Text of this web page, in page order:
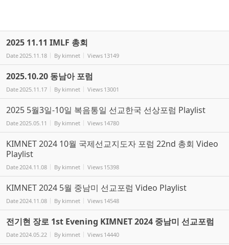
2025 11.11 IMLF 총회
Date2025.11.18 By kimnet Views 13149
2025.10.20 동남아 포럼
Date2025.11.17 By kimnet Views 13001
2025 5월3일-10일 복음통일 선교한국 선상포럼 Playlist
Date2025.05.11 By kimnet Views 14780
KIMNET 2024 10월 국제선교지도자 포럼 22nd 총회 Video
Playlist
Date2024.11.08 By kimnet Views 15398
KIMNET 2024 5월 중남미 선교포럼 Video Playlist
Date2024.11.08 By kimnet Views 14548
전기현 장로 1st Evening KIMNET 2024 중남미 선교포럼
Date2024.05.22 By kimnet Views 14440